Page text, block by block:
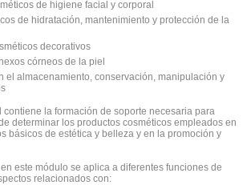
de higiene facial y corporal
de hidratación, mantenimiento y protección de la
decorativos
córneos de la piel
el almacenamiento, conservación, manipulación y
contiene la formación de soporte necesaria para
determinar los productos cosméticos empleados en
básicos de estética y belleza y en la promoción y
este módulo se aplica a diferentes funciones de
relacionados con: